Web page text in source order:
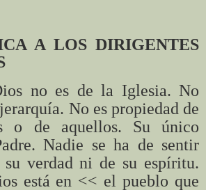
A LOS DIRIGENTES
no es de la Iglesia. No
No es propiedad de
o de aquellos. Su único
Nadie se ha de sentir
verdad ni de su espíritu.
está en << el pueblo que